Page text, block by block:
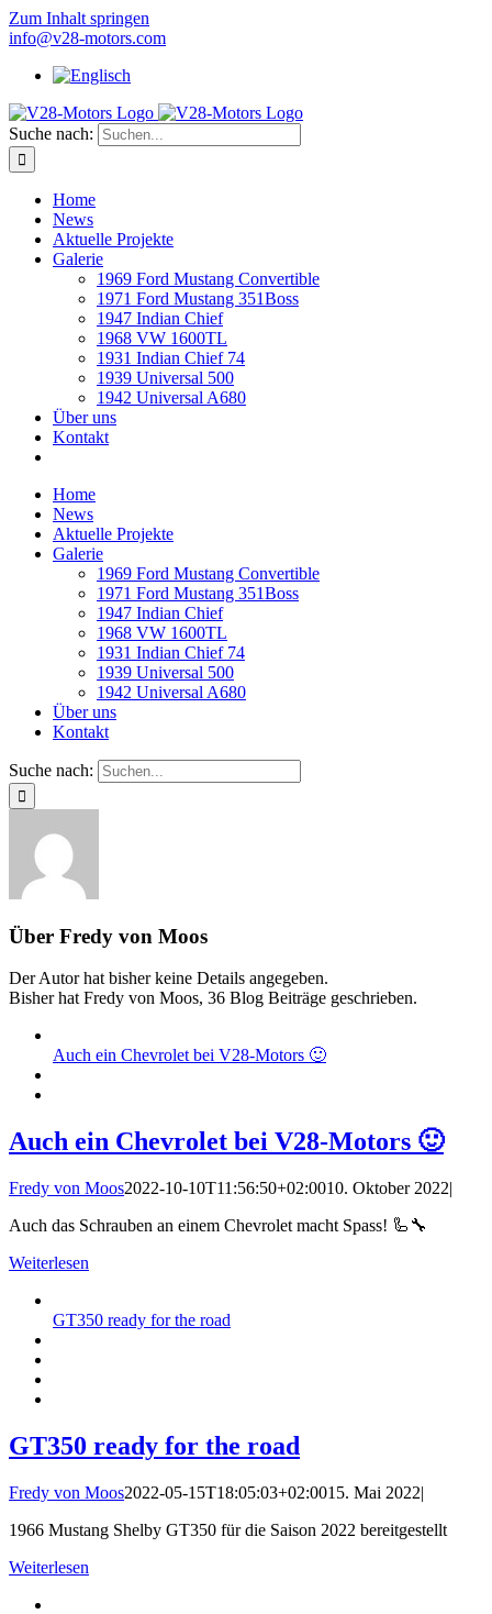
Zum Inhalt springen
info@v28-motors.com
Suche nach:
Home
News
Aktuelle Projekte
Galerie
1969 Ford Mustang Convertible
1971 Ford Mustang 351Boss
1947 Indian Chief
1968 VW 1600TL
1931 Indian Chief 74
1939 Universal 500
1942 Universal A680
Über uns
Kontakt
Home
News
Aktuelle Projekte
Galerie
1969 Ford Mustang Convertible
1971 Ford Mustang 351Boss
1947 Indian Chief
1968 VW 1600TL
1931 Indian Chief 74
1939 Universal 500
1942 Universal A680
Über uns
Kontakt
Suche nach:
Über Fredy von Moos
Der Autor hat bisher keine Details angegeben.
Bisher hat Fredy von Moos, 36 Blog Beiträge geschrieben.
Auch ein Chevrolet bei V28-Motors 🙂
Auch ein Chevrolet bei V28-Motors 🙂
Fredy von Moos2022-10-10T11:56:50+02:0010. Oktober 2022|
Auch das Schrauben an einem Chevrolet macht Spass! 🦾🔧
Weiterlesen
GT350 ready for the road
GT350 ready for the road
Fredy von Moos2022-05-15T18:05:03+02:0015. Mai 2022|
1966 Mustang Shelby GT350 für die Saison 2022 bereitgestellt
Weiterlesen